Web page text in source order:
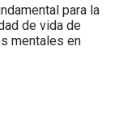
para la
de vida de
mentales en